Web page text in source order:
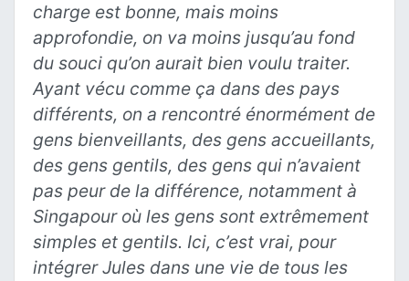
charge est bonne, mais moins
approfondie, on va moins jusqu’au fond
du souci qu’on aurait bien voulu traiter.
Ayant vécu comme ça dans des pays
différents, on a rencontré énormément de
gens bienveillants, des gens accueillants,
des gens gentils, des gens qui n’avaient
pas peur de la différence, notamment à
Singapour où les gens sont extrêmement
simples et gentils. Ici, c’est vrai, pour
intégrer Jules dans une vie de tous les